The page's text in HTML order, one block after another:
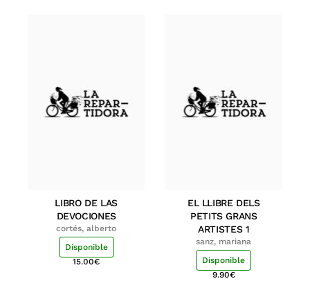
LIBRO DE LAS
DEVOCIONES
cortés, alberto
Disponible
15.00€
EL LLIBRE DELS
PETITS GRANS
ARTISTES 1
sanz, mariana
Disponible
9.90€